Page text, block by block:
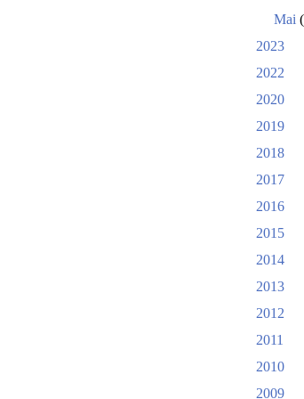
Mai
2023
2022
2020
2019
2018
2017
2016
2015
2014
2013
2012
2011
2010
2009